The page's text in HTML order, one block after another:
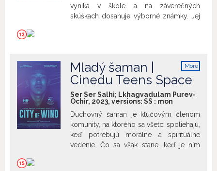
vyniká v škole a na záverečných
skúškach dosahuje výborné známky. Jej
plánov. Na záverečných skúškach
neuspela a jediné, na čo sa môže tešiť, je,
že strávi leto v skateparku. Sestry sa
spoja s nováčikom v skateboardingu
skate tím „Get Up“. Vstúpia spolu do
súťaže, ktorej výhrou je Interrail lístok a
nové skateboardy pre celú skupinu. V
predkole dostanú ideálnu príležitosť
More
Mladý šaman |
Cinedu Teens Space
Ser Ser Salhi; Lkhagvadulam Purev-
Ochir, 2023, versions: SS : mon
Duchovný šaman je kľúčovým členom
komunity, na ktorého sa všetci spoliehajú,
keď potrebujú morálne a spirituálne
vedenie. Čo sa však stane, keď je ním